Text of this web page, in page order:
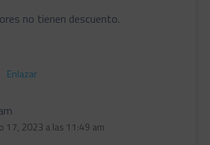
no tienen descuento.
Enlazar
17, 2023 a las 11:49 am